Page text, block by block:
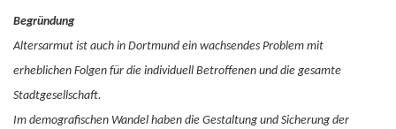
Begründung
Altersarmut ist auch in Dortmund ein wachsendes Problem mit
erheblichen Folgen für die individuell Betroffenen und die gesamte
Stadtgesellschaft.
Im demografischen Wandel haben die Gestaltung und Sicherung der